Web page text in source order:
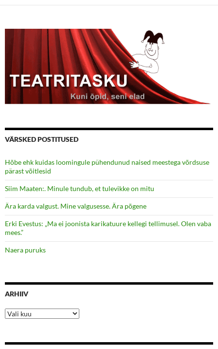
VÄRSKED POSTITUSED
Hõbe ehk kuidas loomingule pühendunud naised meestega võrdsuse
pärast võitlesid
Siim Maaten:. Minule tundub, et tulevikke on mitu
Ära karda valgust. Mine valgusesse. Ära põgene
Erki Evestus: „Ma ei joonista karikatuure kellegi tellimusel. Olen vaba
mees.”
Naera puruks
ARHIIV
Arhiiv